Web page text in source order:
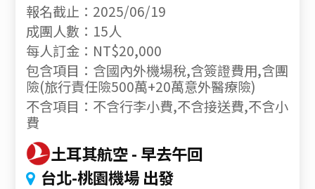
報名截止：2025/06/19
成團人數：15人
每人訂金：NT$20,000
包含項目：含國內外機場稅,含簽證費用,含團
險(旅行責任險500萬+20萬意外醫療險)
不含項目：不含行李小費,不含接送費,不含小
費
土耳其航空 早去午回
台北-桃園機場 出發